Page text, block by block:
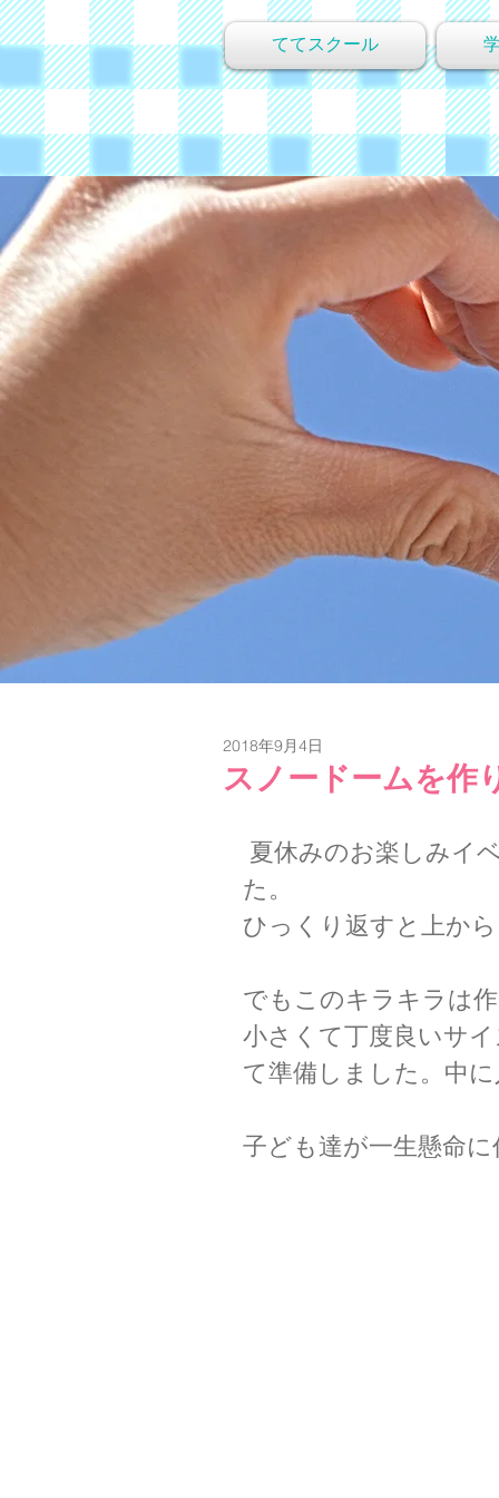
ててスクール
スノードームを作
2018年9月4日
た。
ひっくり返すと上か
でもこのキラキラは
小さくて丁度良いサ
て準備しました。中
子ども達が一生懸命